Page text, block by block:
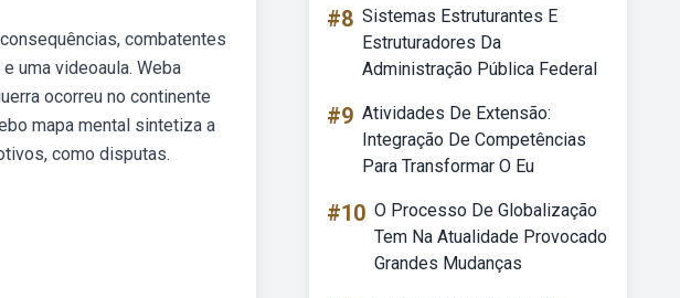
combatentes
uma videoaula. Weba
ocorreu no continente
mapa mental sintetiza a
como disputas.
#8 Sistemas Estruturantes E
Estruturadores Da
Administração Pública Federal
#9 Atividades De Extensão:
Integração De Competências
Para Transformar O Eu
#10 O Processo De Globalização
Tem Na Atualidade Provocado
Grandes Mudanças